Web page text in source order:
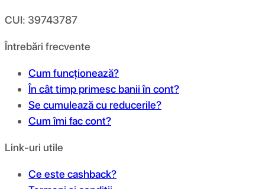
CUI: 39743787
Întrebări frecvente
Cum funcționează?
În cât timp primesc banii în cont?
Se cumulează cu reducerile?
Cum îmi fac cont?
Link-uri utile
Ce este cashback?